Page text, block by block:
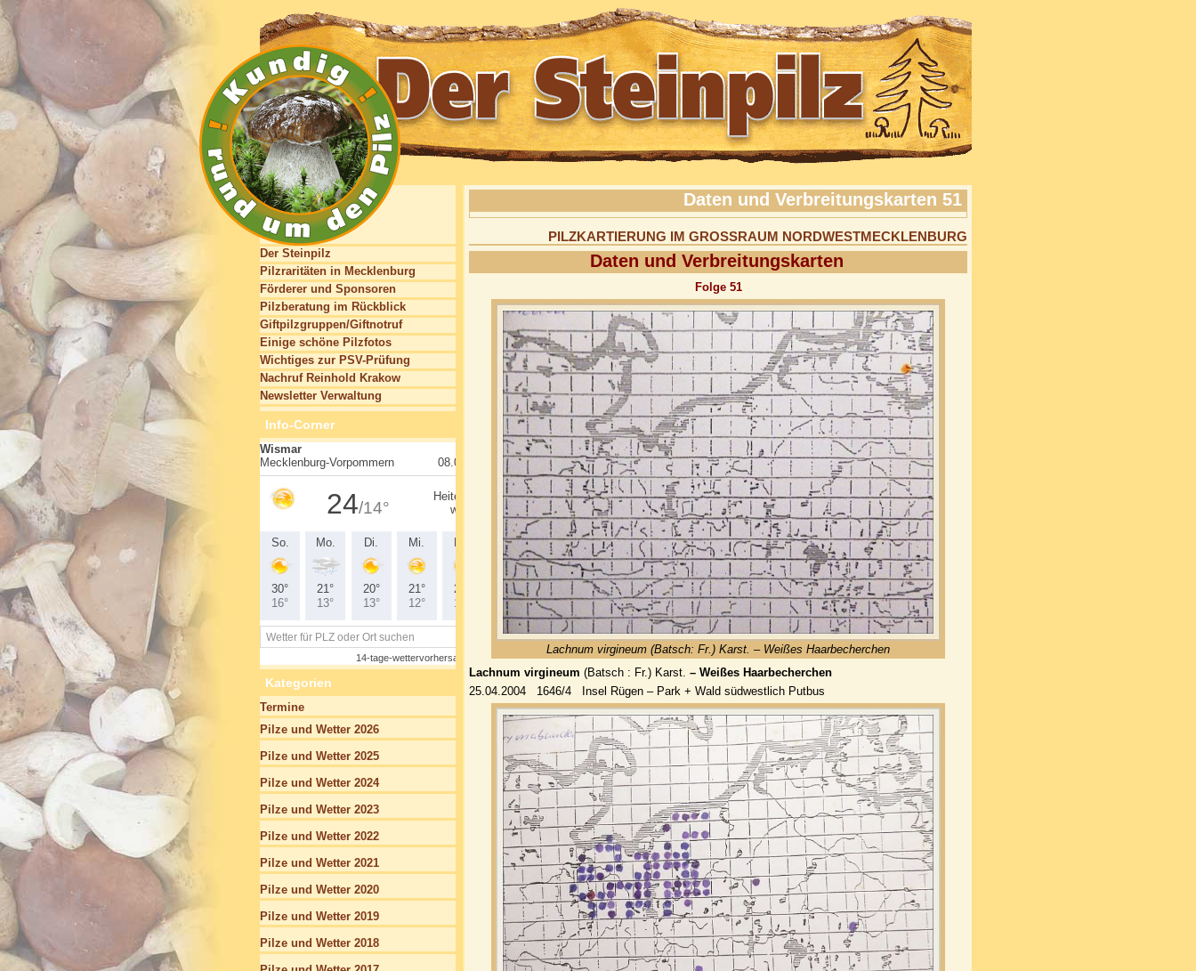
Daten und Verbreitungskarten 51
PILZKARTIERUNG IM GROSSRAUM NORDWESTMECKLENBURG
Daten und Verbreitungskarten
Folge 51
Lachnum virgineum (Batsch: Fr.) Karst. – Weißes Haarbecherchen
Lachnum virgineum (Batsch : Fr.) Karst. – Weißes Haarbecherchen
25.04.2004 1646/4 Insel Rügen – Park + Wald südwestlich Putbus
Der Steinpilz
Pilzraritäten in Mecklenburg
Förderer und Sponsoren
Pilzberatung im Rückblick
Giftpilzgruppen/Giftnotruf
Einige schöne Pilzfotos
Wichtiges zur PSV-Prüfung
Nachruf Reinhold Krakow
Newsletter Verwaltung
Info-Corner
Kategorien
Termine
Pilze und Wetter 2026
Pilze und Wetter 2025
Pilze und Wetter 2024
Pilze und Wetter 2023
Pilze und Wetter 2022
Pilze und Wetter 2021
Pilze und Wetter 2020
Pilze und Wetter 2019
Pilze und Wetter 2018